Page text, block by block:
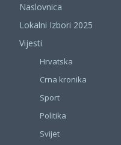
Naslovnica
Lokalni Izbori 2025
Vijesti
Hrvatska
Crna kronika
Sport
Politika
Svijet